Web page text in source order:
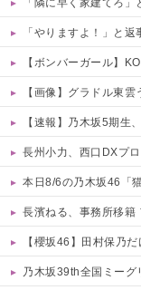
「隣に早く家建てろ」とうるさい義母。モデルハウス巡り
「やりますよ！」と返事だけは一丁前なのに全く動か
【ボンバーガール】
【画像】グラドル東
【速報】乃木坂5期生
長州小力、西口DXプロ
本日8/6の乃木坂46「
長濱ねる、事務所移籍
【櫻坂46】田村保乃
乃木坂39th全国ミーグリ1次